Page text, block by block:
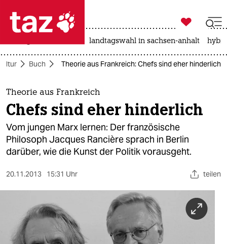
 taz zahl ich
taz zahl ich
themen
politik
öko
sport
berlin

taz zahl ich
landtagswahl in sachsen-anhalt
Buch Theorie aus Frankreich: Chefs sind eher hinderlich
Theorie aus Frankreich
Chefs sind eher hinderlich
Vom jungen Marx lernen: Der französische
Philosoph Jacques Rancière sprach in Berlin
darüber, wie die Kunst der Politik vorausgeht.
20.11.2013 15:31 Uhr teilen